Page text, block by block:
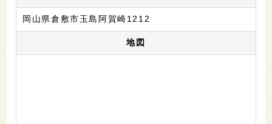
岡山県倉敷市玉島阿賀崎1212
地図